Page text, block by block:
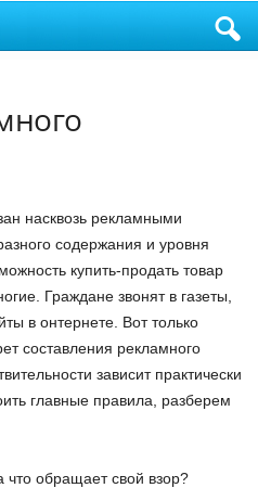
насквозь рекламными
содержания и уровня
купить-продать товар
Граждане звонят в газеты,
в οнтернете. Вот только
составления рекламного
зависит практически
главные правила, разберем
обращает свой взор?